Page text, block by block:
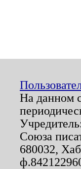
На данном
Союза
680032,